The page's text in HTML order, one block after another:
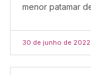
menor patamar
30 de junho de 2022